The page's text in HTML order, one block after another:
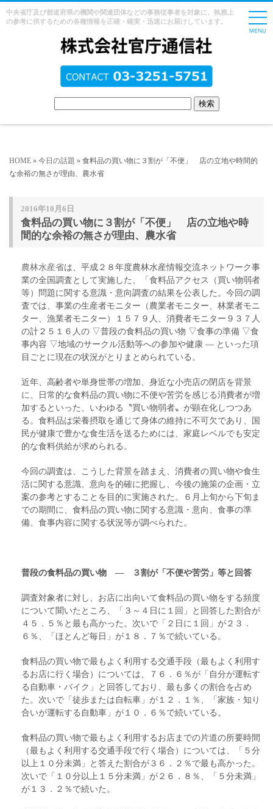
中央省庁及び都道府県の機関や関連団体などの事務従事者を対象に、執務上
の参考に供するための各種情報を正確・確実・迅速にお届けしています。
HOME » 今日の話題 » 食料品の買い物に３割が「不便」 店の立地や時間的
な余裕の無さが理由、農水省
2016年10月6日
食料品の買い物に３割が「不便」 店の立地や時
間的な余裕の無さが理由、農水省
農林水産省は、平成２８年度農林水産情報交流ネットワーク事
業の全国調査として実施した、「食料品アクセス（買い物弱者
等）問題に関する意識・意向調査の結果を公表した。今回の調
査では、事業の生産者モニター（農業者モニター、林業者モニ
ター、漁業者モニター）１５７９人、消費者モニター９３７人
の計２５１６人の ▽普段の食料品の買い物 ▽食事の準備 ▽食
事内容 ▽地域のサークル活動等への参加や健康 ― といった項
目ごとに現在の状況がとりまとめられている。
近年、高齢者や単身世帯の増加、身近な小売店の閉店を背景
に、日常的な食料品の買い物に不便や苦労を感じる消費者が増
加するといった、いわゆる〝買い物弱者〟が顕在化しつつあ
る。食料品は栄養摂取を通じて身体の維持に不可欠であり、国
民が健康で豊かな食生活を送るためには、家庭レベルでも安定
的な食料供給が求められる。
今回の調査は、こうした背景を踏まえ、消費者の買い物や食生
活に関する意識、意向を的確に把握し、今後の施策の企画・立
案の参考とすることを目的に実施された。６月上旬から下旬ま
での期間に、食料品の買い物に関する意識・意向、食事の準
備、食事内容に関する状況等が調べられた。
普段の食料品の買い物 ― ３割が「不便や苦労」等と回答
調査対象者に対し、お店に出向いて食料品の買い物をする頻度
について聞いたところ、「３～４日に１回」と回答した割合が
４５．５％と最も高かった。次いで「２日に１回」が２３．
６％、「ほとんど毎日」が１８．７％で続いている。
食料品の買い物で最もよく利用する交通手段（最もよく利用す
るお店に行く場合）については、７６．６％が「自分が運転す
る自動車・バイク」と回答しており、最も多くの割合を占め
た。次いで「徒歩または自転車」が１２．１％、「家族・知り
合いが運転する自動車」が１０．６％で続いている。
食料品の買い物で最もよく利用するお店までの片道の所要時間
（最もよく利用する交通手段で行く場合）については、「５分
以上１０分未満」と答えた割合が３６．２％で最も高かった。
次いで「１０分以上１５分未満」が２６．８％、「５分未満」
が１３．２％で続いた。